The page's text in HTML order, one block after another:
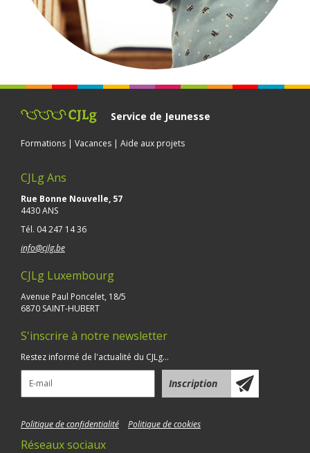
Service de Jeunesse
Formations | Vacances | Aide aux projets
CJLg Ans
Rue Bonne Nouvelle, 57
4430 ANS
Tél. 04 247 14 36
info@cjlg.be
CJLg Luxembourg
Avenue Paul Poncelet, 18/5
6870 SAINT-HUBERT
S'inscrire à notre newsletter
Restez informé de l'actualité du CJLg...
Politique de confidentialité Politique de cookies
Réseaux sociaux